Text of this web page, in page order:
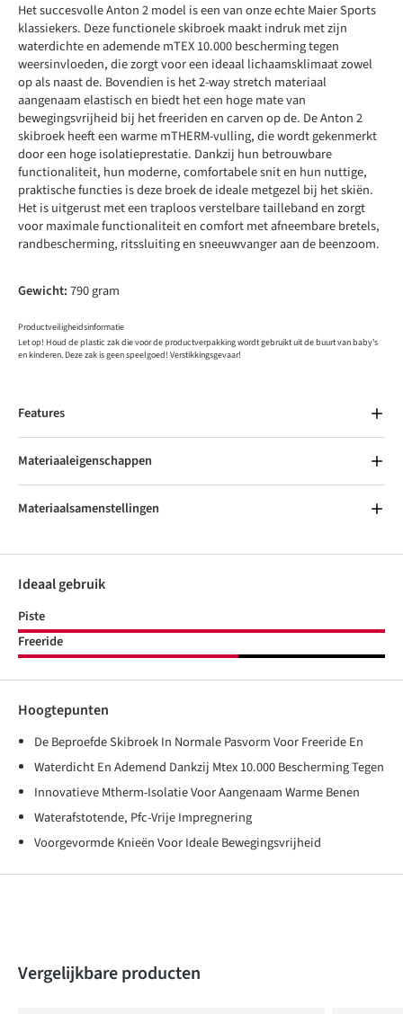
Het succesvolle Anton 2 model is een van onze echte Maier Sports
klassiekers. Deze functionele skibroek maakt indruk met zijn
waterdichte en ademende mTEX 10.000 bescherming tegen
weersinvloeden, die zorgt voor een ideaal lichaamsklimaat zowel
op als naast de. Bovendien is het 2-way stretch materiaal
aangenaam elastisch en biedt het een hoge mate van
bewegingsvrijheid bij het freeriden en carven op de. De Anton 2
skibroek heeft een warme mTHERM-vulling, die wordt gekenmerkt
door een hoge isolatieprestatie. Dankzij hun betrouwbare
functionaliteit, hun moderne, comfortabele snit en hun nuttige,
praktische functies is deze broek de ideale metgezel bij het skiën.
Het is uitgerust met een traploos verstelbare tailleband en zorgt
voor maximale functionaliteit en comfort met afneembare bretels,
randbescherming, ritssluiting en sneeuwvanger aan de beenzoom.
Gewicht:790 gram
Productveiligheidsinformatie
Let op! Houd de plastic zak die voor de productverpakking wordt gebruikt uit de buurt van baby's
en kinderen. Deze zak is geen speelgoed! Verstikkingsgevaar!
Features
Materiaaleigenschappen
Materiaalsamenstellingen
Ideaal gebruik
Piste
Freeride
Hoogtepunten
De Beproefde Skibroek In Normale Pasvorm Voor Freeride En
Waterdicht En Ademend Dankzij Mtex 10.000 Bescherming Tegen
Innovatieve Mtherm-Isolatie Voor Aangenaam Warme Benen
Waterafstotende, Pfc-Vrije Impregnering
Voorgevormde Knieën Voor Ideale Bewegingsvrijheid
Produktgalerie überspringen
Vergelijkbare producten